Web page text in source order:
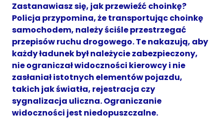
Zastanawiasz się, jak przewieźć choinkę?
Policja przypomina, że transportując choinkę
samochodem, należy ściśle przestrzegać
przepisów ruchu drogowego. Te nakazują, aby
każdy ładunek był należycie zabezpieczony,
nie ograniczał widoczności kierowcy i nie
zasłaniał istotnych elementów pojazdu,
takich jak światła, rejestracja czy
sygnalizacja uliczna. Ograniczanie
widoczności jest niedopuszczalne.